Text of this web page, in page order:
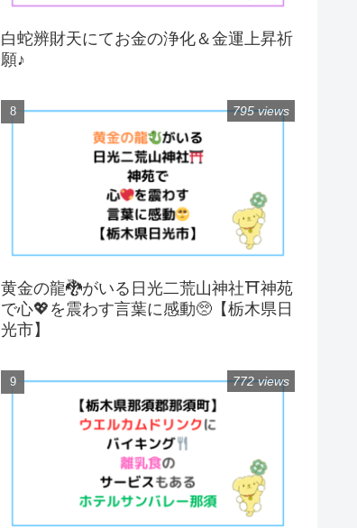
白蛇辨財天にてお金の浄化＆金運上昇祈
願♪
黄金の龍🐉がいる日光二荒山神社⛩神苑
で心💖を震わす言葉に感動🥺【栃木県日
光市】
795 views
772 views